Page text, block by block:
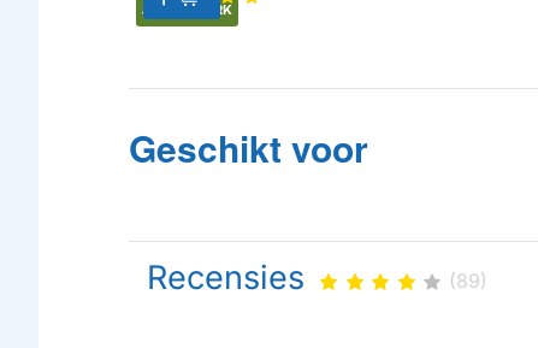
HUISMERK
Geschikt voor
Recensies (89)